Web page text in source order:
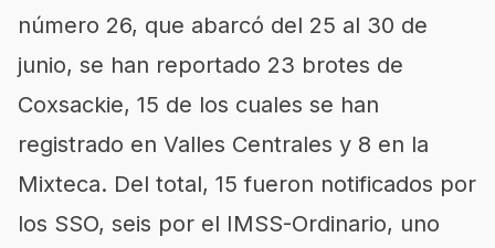
número 26, que abarcó del 25 al 30 de
junio, se han reportado 23 brotes de
Coxsackie, 15 de los cuales se han
registrado en Valles Centrales y 8 en la
Mixteca. Del total, 15 fueron notificados por
los SSO, seis por el IMSS-Ordinario, uno